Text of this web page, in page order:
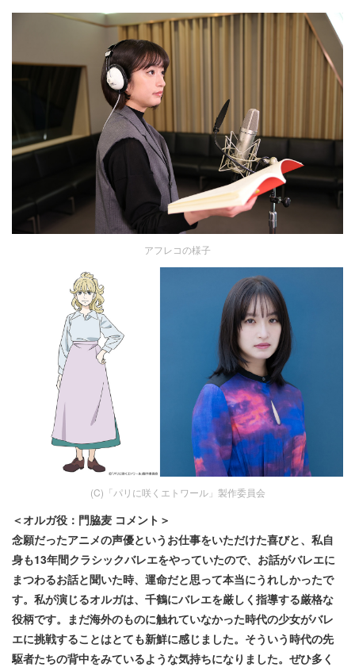
アフレコの様子
(C)「パリに咲くエトワール」製作委員会
＜オルガ役：門脇麦 コメント＞
念願だったアニメの声優というお仕事をいただけた喜びと、私自
身も13年間クラシックバレエをやっていたので、お話がバレエに
まつわるお話と聞いた時、運命だと思って本当にうれしかったで
す。私が演じるオルガは、千鶴にバレエを厳しく指導する厳格な
役柄です。まだ海外のものに触れていなかった時代の少女がバレ
エに挑戦することはとても新鮮に感じました。そういう時代の先
駆者たちの背中をみているような気持ちになりました。ぜひ多く